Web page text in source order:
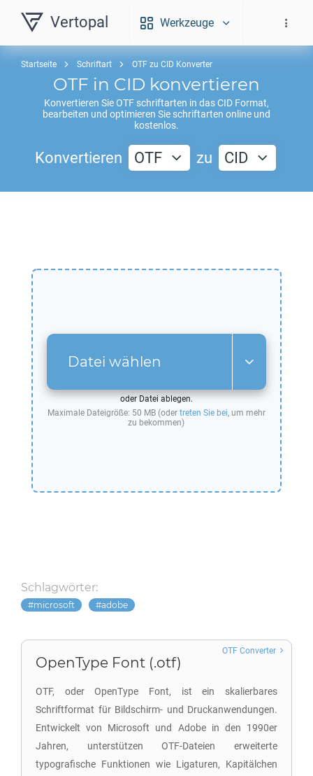
Vertopal Werkzeuge
Startseite Schriftart OTF zu CID Konverter
OTF in CID konvertieren
Konvertieren SieOTF schriftarten in dasCID Format,
bearbeiten und optimieren Sie schriftarten online und
kostenlos.
Konvertieren OTF zu CID
Datei wählen
oder Datei ablegen.
Maximale Dateigröße: 50 MB (oder treten Sie bei, um mehr
zu bekommen)
Schlagwörter:
microsoft adobe
OpenType Font (.otf)
OTF, oder OpenType Font, ist ein skalierbares
Schriftformat für Bildschirm- und Druckanwendungen.
Entwickelt von Microsoft und Adobe in den 1990er
Jahren, unterstützen OTF-Dateien erweiterte
typografische Funktionen wie Ligaturen, Kapitälchen
OTF Converter